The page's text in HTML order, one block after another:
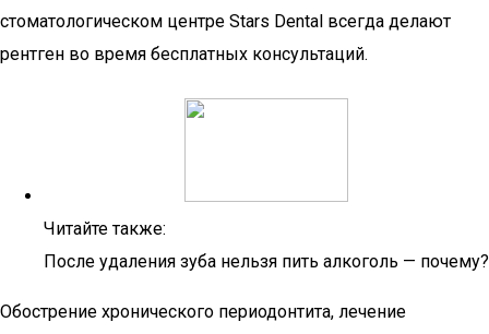
стоматологическом центре Stars Dental всегда делают
рентген во время бесплатных консультаций.
Читайте также:
После удаления зуба нельзя пить алкоголь — почему?
Обострение хронического периодонтита, лечение